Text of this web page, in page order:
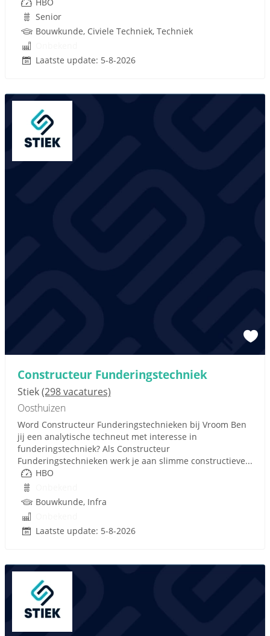
Senior
Bouwkunde, Civiele Techniek, Techniek
Laatste update: 5-8-2026
Constructeur Funderingstechniek
Stiek(298 vacatures)
Oosthuizen
Word Constructeur Funderingstechnieken bij Vroom Ben
jij een analytische techneut met interesse in
funderingstechniek? Als Constructeur
Funderingstechnieken werk je aan slimme constructieve...
HBO
Bouwkunde, Infra
Laatste update: 5-8-2026